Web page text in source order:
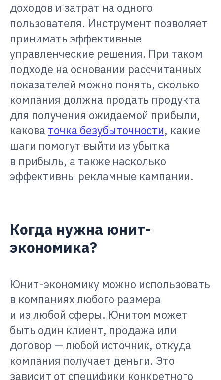
доходов и затрат на одного
пользователя. Инструмент позволяет
принимать эффективные
управленческие решения. При таком
подходе на основании рассчитанных
показателей можно понять, сколько
компания должна продать продукта
для получения ожидаемой прибыли,
какова точка безубыточности, какие
шаги помогут выйти из убытка
в прибыль, а также насколько
эффективны рекламные кампании.
Когда нужна юнит-
экономика?
Юнит-экономику можно использовать
в компаниях любого размера
и из любой сферы. Юнитом может
быть один клиент, продажа или
договор — любой источник, откуда
компания получает деньги. Это
зависит от специфики конкретного